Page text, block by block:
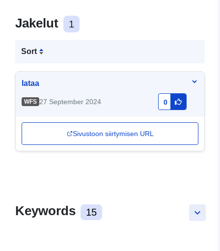
Jakelut 1
Sort
lataa
WFS 27 September 2024 0
Sivustoon siirtymisen URL
keyboard_arrow_down
Keywords 15